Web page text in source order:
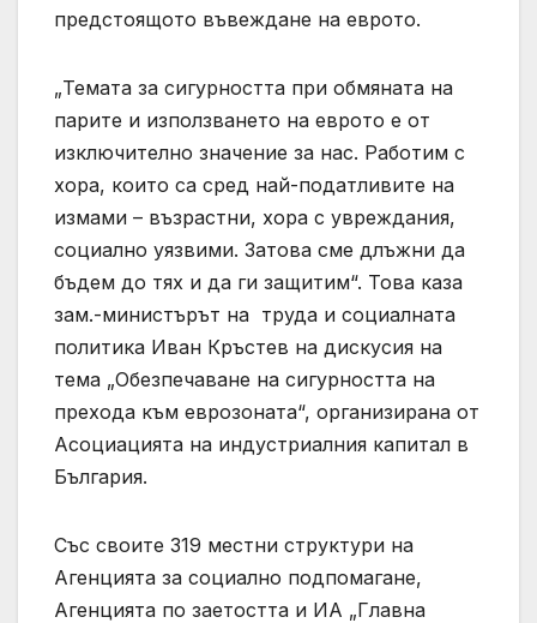
предстоящото въвеждане на еврото.
„Темата за сигурността при обмяната на
парите и използването на еврото е от
изключително значение за нас. Работим с
хора, които са сред най-податливите на
измами – възрастни, хора с увреждания,
социално уязвими. Затова сме длъжни да
бъдем до тях и да ги защитим“. Това каза
зам.-министърът на труда и социалната
политика Иван Кръстев на дискусия на
тема „Обезпечаване на сигурността на
прехода към еврозоната“, организирана от
Асоциацията на индустриалния капитал в
България.
Със своите 319 местни структури на
Агенцията за социално подпомагане,
Агенцията по заетостта и ИА „Главна